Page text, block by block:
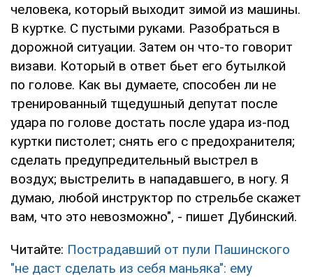
человека, который выходит зимой из машины.
В куртке. С пустыми руками. Разобраться в
дорожной ситуации. Затем он что-то говорит
визави. Который в ответ бьет его бутылкой
по голове. Как вы думаете, способен ли не
тренированный тщедушный депутат после
удара по голове достать после удара из-под
куртки пистолет; снять его с предохранителя;
сделать предупредительный выстрел в
воздух; выстрелить в нападавшего, в ногу. Я
думаю, любой инструктор по стрельбе скажет
вам, что это невозможно", - пишет Дубинский.
Читайте: Пострадавший от пули Пашинского
"не даст сделать из себя маньяка": ему